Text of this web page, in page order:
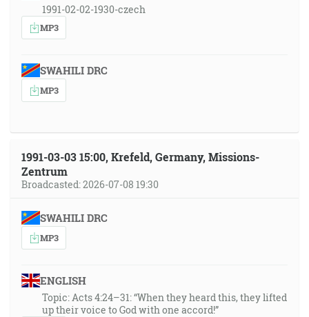
1991-02-02-1930-czech
MP3
SWAHILI DRC
MP3
1991-03-03 15:00, Krefeld, Germany, Missions-
Zentrum
Broadcasted: 2026-07-08 19:30
SWAHILI DRC
MP3
ENGLISH
Topic: Acts 4:24–31: “When they heard this, they lifted
up their voice to God with one accord!”